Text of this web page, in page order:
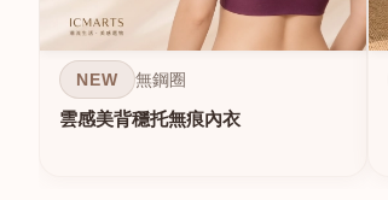
NEW 無鋼圈
雲感美背穩托無痕內衣